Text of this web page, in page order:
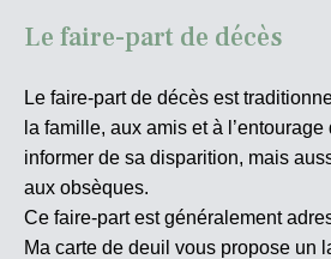
Le faire-part de décès
Le faire-part de décès est
la famille, aux amis et à
informer de sa disparition, mais
aux obsèques.
Ce faire-part est généralement
Ma carte de deuil vous propose un